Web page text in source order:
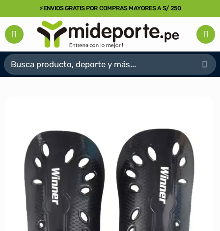
al
contenido
⚡ENVIOS GRATIS POR COMPRAS MAYORES A S/ 250
Buscar
por: